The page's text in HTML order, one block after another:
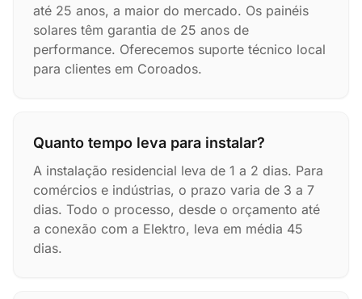
até 25 anos, a maior do mercado. Os painéis
solares têm garantia de 25 anos de
performance. Oferecemos suporte técnico local
para clientes em Coroados.
Quanto tempo leva para instalar?
A instalação residencial leva de 1 a 2 dias. Para
comércios e indústrias, o prazo varia de 3 a 7
dias. Todo o processo, desde o orçamento até
a conexão com a Elektro, leva em média 45
dias.